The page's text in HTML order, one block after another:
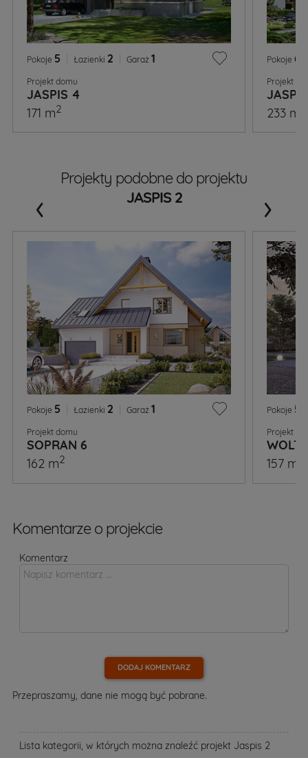
Pokoje 5 Łazienki 2 Garaż 1
Projekt domu
JASPIS 4
171 m2
Pokoje 6
Projekt
233 m
Projekty podobne do projektu
JASPIS 2
Pokoje 5 Łazienki 2 Garaż 1
Projekt domu
SOPRAN 6
162 m2
Pokoje 5
Projekt
WOLTA
157 m
‹ ›
Komentarze o projekcie
Komentarz
DODAJ KOMENTARZ
Przepraszamy, dane nie mogą być pobrane.
Lista kategorii, w których można znaleźć projekt Jaspis 2